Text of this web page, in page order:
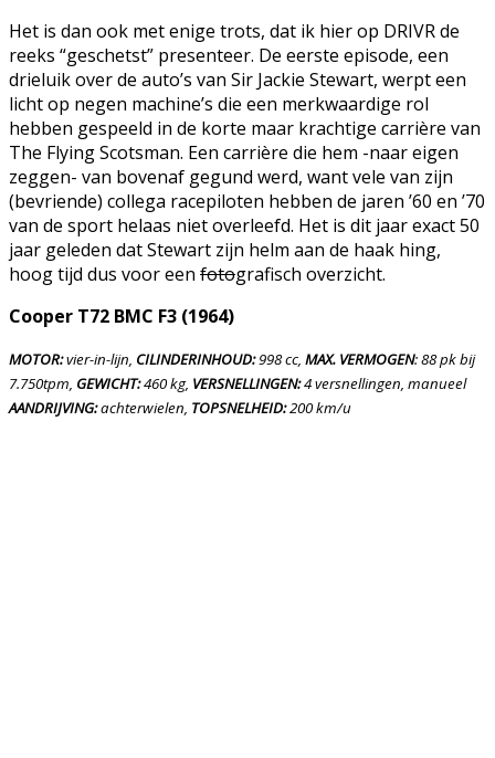
Het is dan ook met enige trots, dat ik hier op DRIVR de
reeks “geschetst” presenteer. De eerste episode, een
drieluik over de auto’s van Sir Jackie Stewart, werpt een
licht op negen machine’s die een merkwaardige rol
hebben gespeeld in de korte maar krachtige carrière van
The Flying Scotsman. Een carrière die hem -naar eigen
zeggen- van bovenaf gegund werd, want vele van zijn
(bevriende) collega racepiloten hebben de jaren ’60 en ’70
van de sport helaas niet overleefd. Het is dit jaar exact 50
jaar geleden dat Stewart zijn helm aan de haak hing,
hoog tijd dus voor een fotografisch overzicht.
Cooper T72 BMC F3 (1964)
MOTOR:vier-in-lijn, CILINDERINHOUD:998 cc, MAX. VERMOGEN: 88 pk bij
7.750tpm, GEWICHT:460 kg, VERSNELLINGEN:4 versnellingen, manueel
AANDRIJVING:achterwielen, TOPSNELHEID:200 km/u